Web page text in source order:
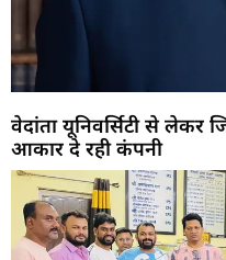
वेदांता यूनिवर्सिटी से
आकार दे रही कंपनी